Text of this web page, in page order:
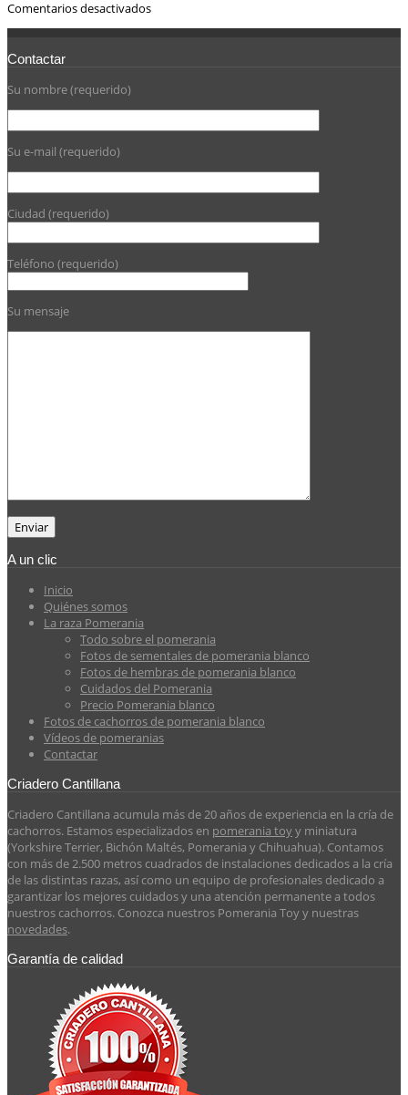
Comentarios desactivados
Contactar
Su nombre (requerido)
Su e-mail (requerido)
Ciudad (requerido)
Teléfono (requerido)
Su mensaje
A un clic
Inicio
Quiénes somos
La raza Pomerania
Todo sobre el pomerania
Fotos de sementales de pomerania blanco
Fotos de hembras de pomerania blanco
Cuidados del Pomerania
Precio Pomerania blanco
Fotos de cachorros de pomerania blanco
Vídeos de pomeranias
Contactar
Criadero Cantillana
Criadero Cantillana acumula más de 20 años de experiencia en la cría de
cachorros. Estamos especializados en pomerania toyy miniatura
(Yorkshire Terrier, Bichón Maltés, Pomerania y Chihuahua). Contamos
con más de 2.500 metros cuadrados de instalaciones dedicados a la cría
de las distintas razas, así como un equipo de profesionales dedicado a
garantizar los mejores cuidados y una atención permanente a todos
nuestros cachorros. Conozca nuestros Pomerania Toy y nuestras
novedades.
Garantía de calidad